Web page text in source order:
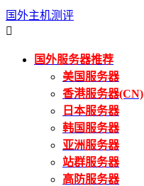
国外主机测评

国外服务器推荐
美国服务器
香港服务器(CN)
日本服务器
韩国服务器
亚洲服务器
站群服务器
高防服务器